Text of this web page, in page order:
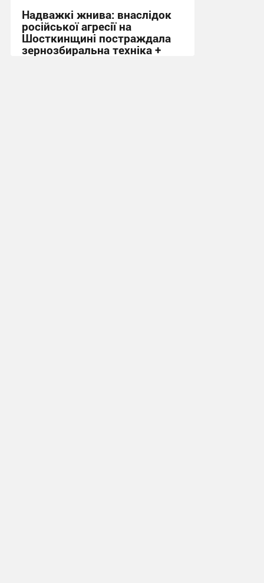
Надважкі жнива: внаслідок
російської агресії на
Шосткинщині постраждала
зернозбиральна техніка +